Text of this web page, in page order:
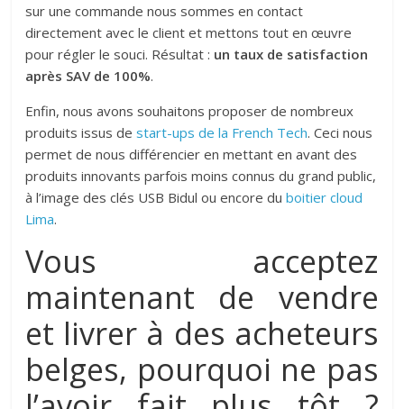
sur une commande nous sommes en contact
directement avec le client et mettons tout en œuvre
pour régler le souci. Résultat : un taux de satisfaction
après SAV de 100%.
Enfin, nous avons souhaitons proposer de nombreux
produits issus destart-ups de la French Tech. Ceci nous
permet de nous différencier en mettant en avant des
produits innovants parfois moins connus du grand public,
à l’image des clés USB Bidul ou encore duboitier cloud
Lima.
Vous acceptez
maintenant de vendre
et livrer à des acheteurs
belges, pourquoi ne pas